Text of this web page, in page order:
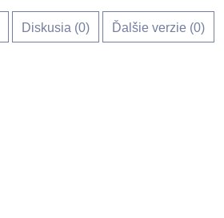
Diskusia (0) Ďalšie verzie (0)